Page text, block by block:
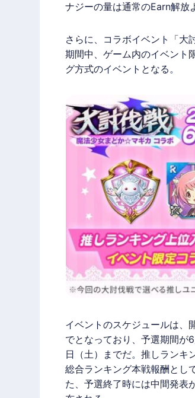
ナジーの量は通常のEarn解放
さらに、コラボイベント「大
期間中、ゲーム内のイベント
グ方式のイベントとなる。
イベントのスケジュールは
でとなっており、予選期間
日（土）までだ。推しランキ
総合ランキング本戦報酬とし
た、予選終了時には中間発表